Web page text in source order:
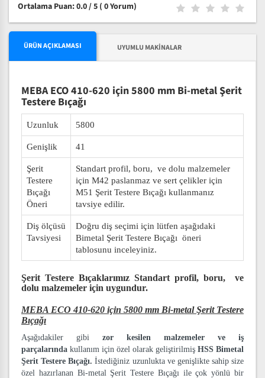
Ortalama Puan: 0.0 / 5 ( 0 Yorum)
ÜRÜN AÇIKLAMASI UYUMLU MAKINALAR
MEBA ECO 410-620 için 5800 mm Bi-metal Şerit
Testere Bıçağı
Uzunluk 5800
Genişlik 41
Şerit
Testere
Bıçağı
Öneri
Standart profil, boru, ve dolu malzemeler
için M42 paslanmaz ve sert çelikler için
M51 Şerit Testere Bıçağı kullanmanız
tavsiye edilir.
Diş ölçüsü
Tavsiyesi
Doğru diş seçimi için lütfen aşağıdaki
Bimetal Şerit Testere Bıçağı öneri
tablosunu inceleyiniz.
Şerit Testere Bıçaklarımız Standart profil, boru, ve
dolu malzemeler için uygundur.
MEBA ECO 410-620 için 5800 mm Bi-metal Şerit Testere
Bıçağı
Aşağıdakiler gibi zor kesilen malzemeler ve iş
parçalarında kullanım için özel olarak geliştirilmiş HSS Bimetal
Şerit Testere Bıçağı.İstediğiniz uzunlukta ve genişlikte sahip size
özel hazırlanan Bi-metal Şerit Testere Bıçağı ile çok yönlü bir